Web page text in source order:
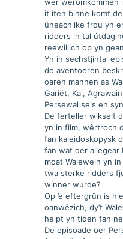
it iten binne komt
ûneachlike frou yn
ridders in tal
reewillich op yn
Yn in sechstjintal
de aventoeren
oaren mannen as
Gariët, Kai,
Persewal sels en
De ferteller wikselt
yn in film, wêrtroch
fan kaleidoskopysk
fan wat der allegear
moat Walewein yn in
twa sterke ridders
winner wurde?
Op ’e eftergrûn is
oanwêzich, dy’t
helpt yn tiden fan
De episoade oer